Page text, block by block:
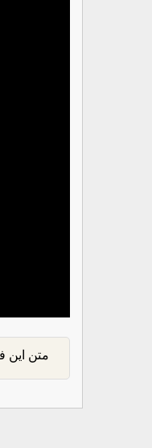
متن این